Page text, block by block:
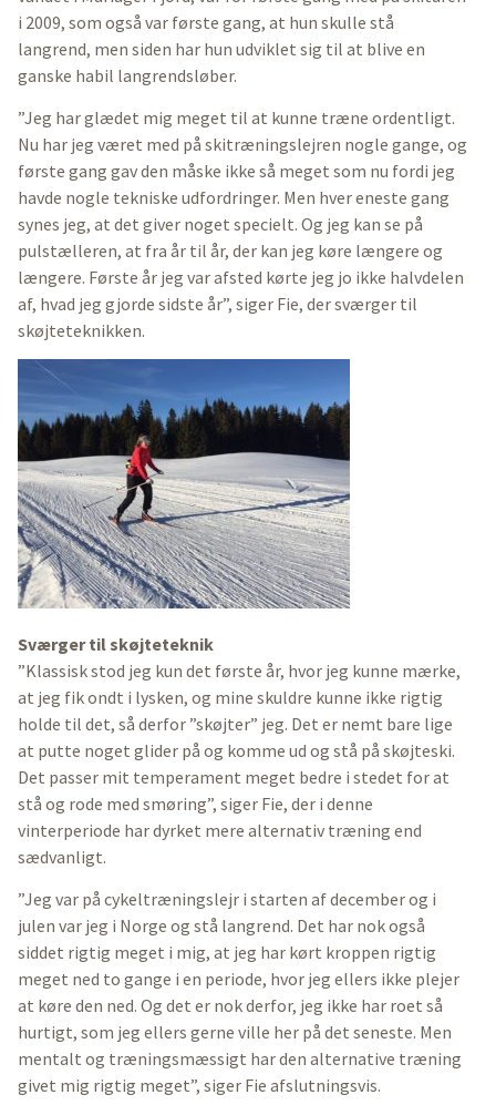
i 2009, som også var første gang, at hun skulle stå
langrend, men siden har hun udviklet sig til at blive en
ganske habil langrendsløber.
”Jeg har glædet mig meget til at kunne træne ordentligt.
Nu har jeg været med på skitræningslejren nogle gange, og
første gang gav den måske ikke så meget som nu fordi jeg
havde nogle tekniske udfordringer. Men hver eneste gang
synes jeg, at det giver noget specielt. Og jeg kan se på
pulstælleren, at fra år til år, der kan jeg køre længere og
længere. Første år jeg var afsted kørte jeg jo ikke halvdelen
af, hvad jeg gjorde sidste år”, siger Fie, der sværger til
skøjteteknikken.
Sværger til skøjteteknik
”Klassisk stod jeg kun det første år, hvor jeg kunne mærke,
at jeg fik ondt i lysken, og mine skuldre kunne ikke rigtig
holde til det, så derfor ”skøjter” jeg. Det er nemt bare lige
at putte noget glider på og komme ud og stå på skøjteski.
Det passer mit temperament meget bedre i stedet for at
stå og rode med smøring”, siger Fie, der i denne
vinterperiode har dyrket mere alternativ træning end
sædvanligt.
”Jeg var på cykeltræningslejr i starten af december og i
julen var jeg i Norge og stå langrend. Det har nok også
siddet rigtig meget i mig, at jeg har kørt kroppen rigtig
meget ned to gange i en periode, hvor jeg ellers ikke plejer
at køre den ned. Og det er nok derfor, jeg ikke har roet så
hurtigt, som jeg ellers gerne ville her på det seneste. Men
mentalt og træningsmæssigt har den alternative træning
givet mig rigtig meget”, siger Fie afslutningsvis.